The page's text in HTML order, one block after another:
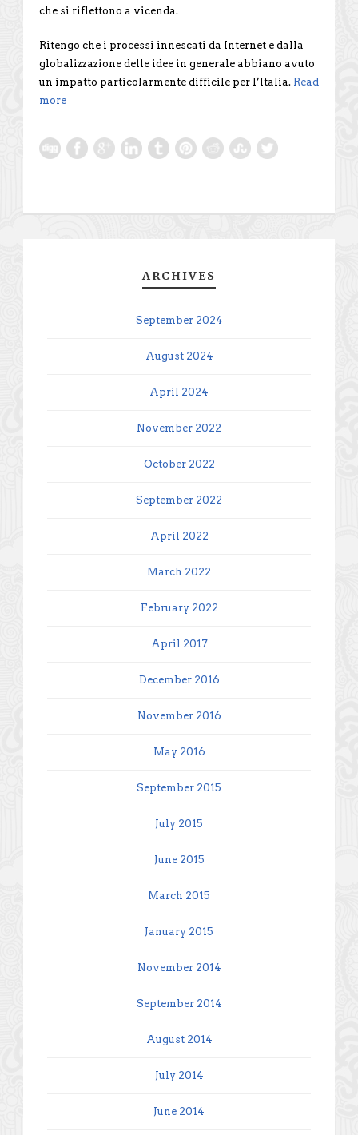
che si riflettono a vicenda.
Ritengo che i processi innescati da Internet e dalla
globalizzazione delle idee in generale abbiano avuto
un impatto particolarmente difficile per l’Italia. Read
more
ARCHIVES
September 2024
August 2024
April 2024
November 2022
October 2022
September 2022
April 2022
March 2022
February 2022
April 2017
December 2016
November 2016
May 2016
September 2015
July 2015
June 2015
March 2015
January 2015
November 2014
September 2014
August 2014
July 2014
June 2014